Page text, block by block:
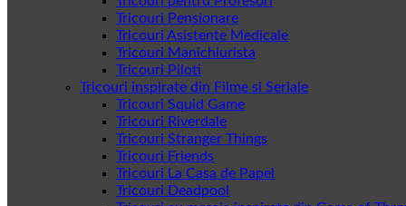
Tricouri Pensionare
Tricouri Asistente Medicale
Tricouri Manichiurista
Tricouri Piloti
Tricouri inspirate din Filme si Seriale
Tricouri Squid Game
Tricouri Riverdale
Tricouri Stranger Things
Tricouri Friends
Tricouri La Casa de Papel
Tricouri Deadpool